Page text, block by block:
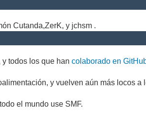
Cutanda,ZerK, y jchsm .
y todos los que hancolaborado en
y vuelven aún más locos a
el mundo use SMF.